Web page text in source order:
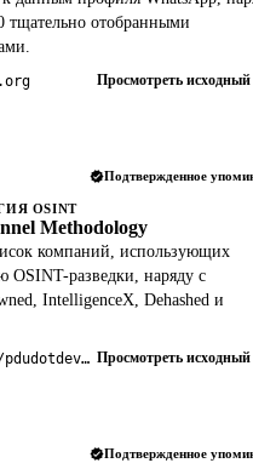
тщательно отобранными
Просмотреть исходный
Подтвержденное
OSINT
Methodology
компаний, использующих
OSINT-разведки, наряду с
IntelligenceX, Dehashed и
github.com/pdudotdev/ofm Просмотреть исходный
Подтвержденное